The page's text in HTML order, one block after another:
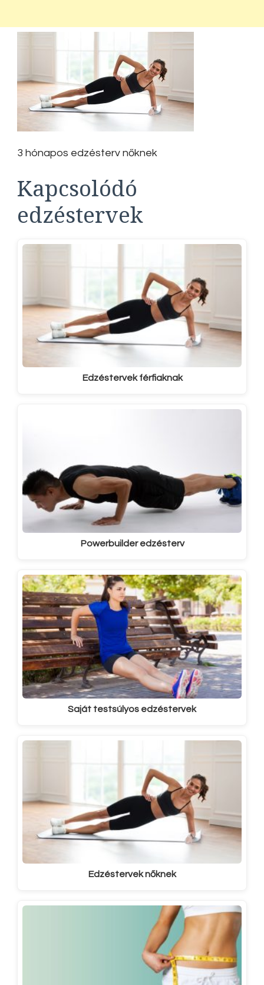
3 hónapos edzésterv nőknek
Kapcsolódó
edzéstervek
Edzéstervek férfiaknak
Powerbuilder edzésterv
Saját testsúlyos edzéstervek
Edzéstervek nőknek